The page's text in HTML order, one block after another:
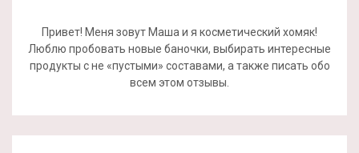
Привет! Меня зовут Маша и я косметический хомяк!
Люблю пробовать новые баночки, выбирать интересные
продукты с не «пустыми» составами, а также писать обо
всем этом отзывы.